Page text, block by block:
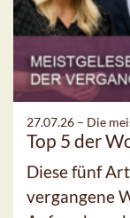
27.07.26 – Die
Top 5 der
Diese fünf
vergangene